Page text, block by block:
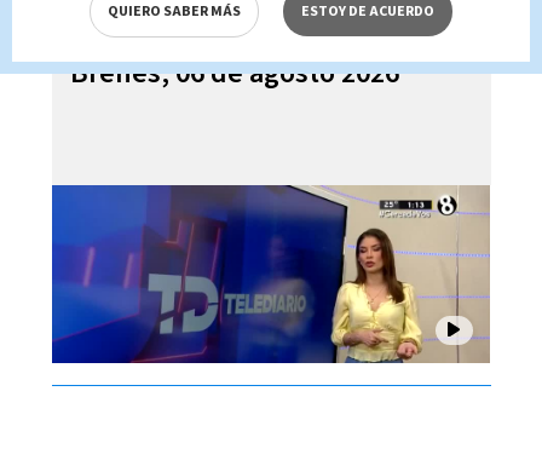
Telediario En Directo con Paula
Brenes, 06 de agosto 2026
QUIERO SABER MÁS ESTOY DE ACUERDO